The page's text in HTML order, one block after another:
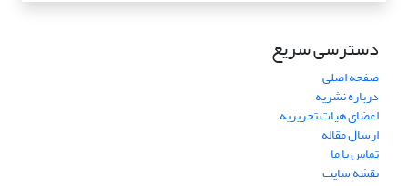
دسترسی سریع
صفحه اصلی
درباره نشریه
اعضای هیات تحریریه
ارسال مقاله
تماس با ما
نقشه سایت